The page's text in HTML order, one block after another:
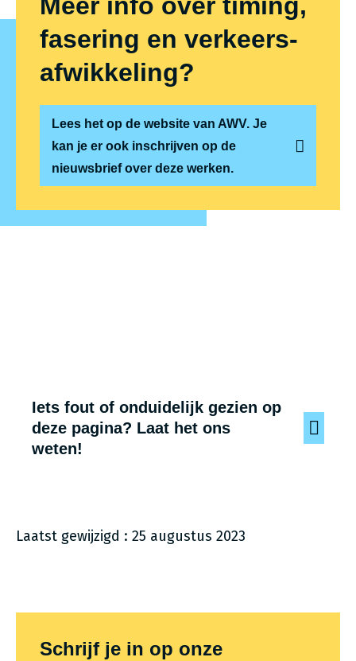
fasering en ver­keers­
af­wik­ke­ling?
Lees het op de website van AWV. Je
kan je er ook inschrijven op de
nieuwsbrief over deze werken.
Iets fout of onduidelijk gezien op
deze pagina? Laat het ons
weten!
Laatst gewijzigd : 25 augustus 2023
Schrijf je in op onze